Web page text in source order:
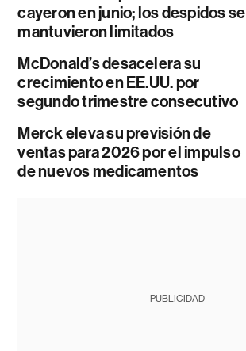
cayeron en junio; los despidos se
mantuvieron limitados
McDonald’s desacelera su
crecimiento en EE.UU. por
segundo trimestre consecutivo
Merck eleva su previsión de
ventas para 2026 por el impulso
de nuevos medicamentos
PUBLICIDAD